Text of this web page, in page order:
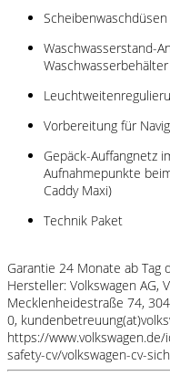
Waschwasserstand-
Waschwasserbehälter
Vorbereitung für
Gepäck-Auffangnetz
Aufnahmepunkte
Caddy Maxi)
Technik Paket
Garantie 24 Monate ab Tag
Hersteller: Volkswagen AG,
Mecklenheidestraße 74,
0,
https://
safety-cv/volkswagen-cv-